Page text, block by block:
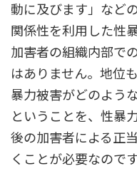
動に及びます」など
関係性を利用した性
加害者の組織内部で
はありません。地位
暴力被害がどのよう
ということを、性暴
後の加害者による正
くことが必要なので